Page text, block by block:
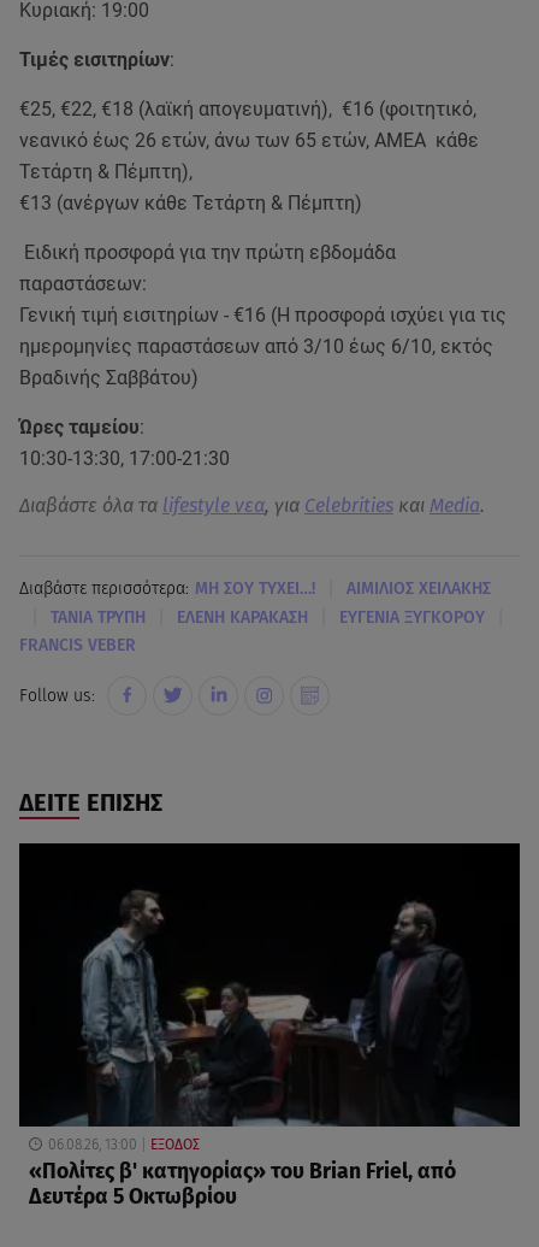
Κυριακή: 19:00
Τιμές εισιτηρίων:
€25, €22, €18 (λαϊκή απογευματινή), €16 (φοιτητικό,
νεανικό έως 26 ετών, άνω των 65 ετών, ΑΜΕΑ κάθε
Τετάρτη & Πέμπτη),
€13 (ανέργων κάθε Τετάρτη & Πέμπτη)
Ειδική προσφορά για την πρώτη εβδομάδα
παραστάσεων:
Γενική τιμή εισιτηρίων - €16 (Η προσφορά ισχύει για τις
ημερομηνίες παραστάσεων από 3/10 έως 6/10, εκτός
Βραδινής Σαββάτου)
Ώρες ταμείου:
10:30-13:30, 17:00-21:30
Διαβάστε όλα τα lifestyle νεα, για Celebrities και Media.
Διαβάστε περισσότερα: ΜΗ ΣΟΥ ΤΥΧΕΙ…! ΑΙΜΙΛΙΟΣ ΧΕΙΛΑΚΗΣ
ΤΑΝΙΑ ΤΡΥΠΗ ΕΛΕΝΗ ΚΑΡΑΚΑΣΗ ΕΥΓΕΝΙΑ ΞΥΓΚΟΡΟΥ
FRANCIS VEBER
Follow us:
ΔΕΙΤΕ ΕΠΙΣΗΣ
06.08.26, 13:00 ΕΞΟΔΟΣ
«Πολίτες β' κατηγορίας» του Brian Friel, από
Δευτέρα 5 Οκτωβρίου